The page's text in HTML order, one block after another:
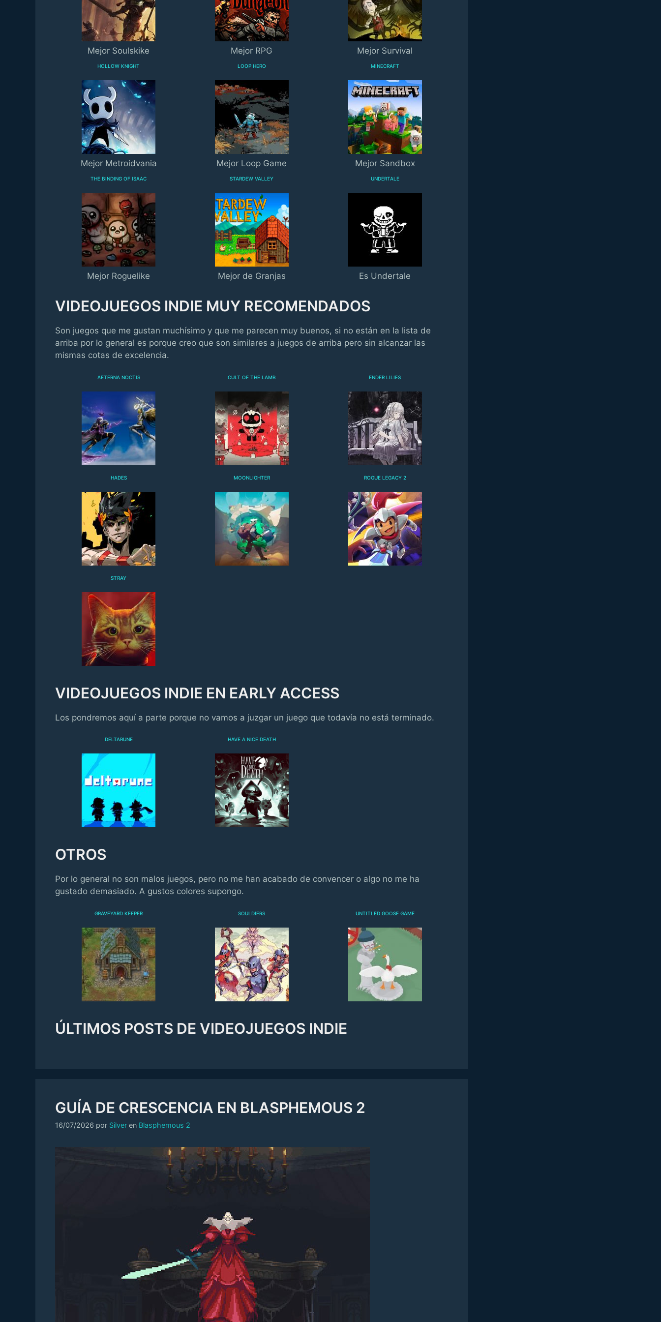
Mejor Soulskike Mejor RPG Mejor Survival
HOLLOW KNIGHT
Mejor Metroidvania
LOOP HERO
Mejor Loop Game
MINECRAFT
Mejor Sandbox
THE BINDING OF ISAAC
Mejor Roguelike
STARDEW VALLEY
Mejor de Granjas
UNDERTALE
Es Undertale
VIDEOJUEGOS INDIE MUY RECOMENDADOS
Son juegos que me gustan muchísimo y que me parecen muy buenos, si no están en la lista de
arriba por lo general es porque creo que son similares a juegos de arriba pero sin alcanzar las
mismas cotas de excelencia.
AETERNA NOCTIS CULT OF THE LAMB ENDER LILIES
HADES MOONLIGHTER ROGUE LEGACY 2
STRAY
VIDEOJUEGOS INDIE EN EARLY ACCESS
Los pondremos aquí a parte porque no vamos a juzgar un juego que todavía no está terminado.
DELTARUNE HAVE A NICE DEATH
OTROS
Por lo general no son malos juegos, pero no me han acabado de convencer o algo no me ha
gustado demasiado. A gustos colores supongo.
GRAVEYARD KEEPER SOULDIERS UNTITLED GOOSE GAME
ÚLTIMOS POSTS DE VIDEOJUEGOS INDIE
GUÍA DE CRESCENCIA EN BLASPHEMOUS 2
16/07/2026 por Silver en Categorías
Blasphemous 2